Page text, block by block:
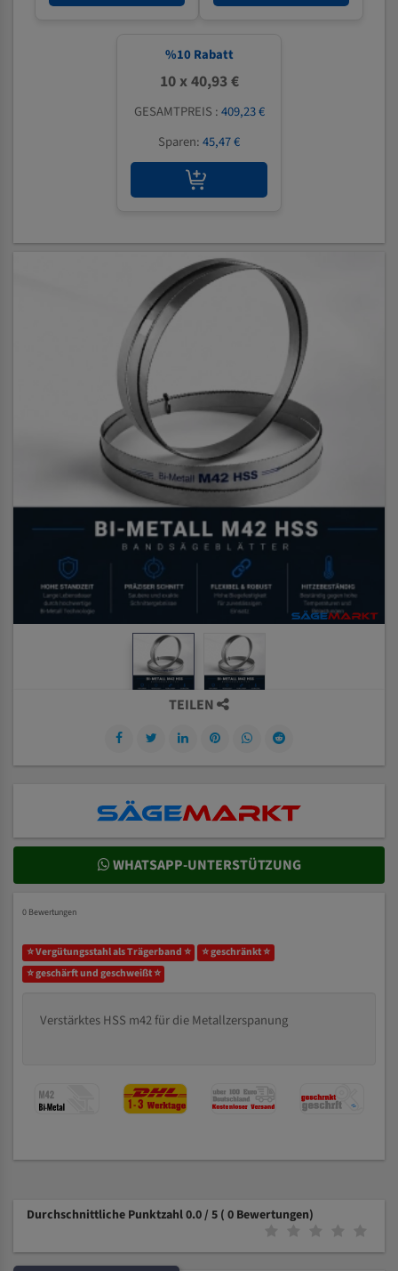
%10 Rabatt
10 x 40,93 €
GESAMTPREIS :409,23 €
Sparen:45,47 €
TEILEN
WHATSAPP-UNTERSTÜTZUNG
0 Bewertungen
⭐ Vergütungsstahl als Trägerband ⭐
⭐ geschränkt ⭐
⭐ geschärft und geschweißt ⭐
Verstärktes HSS m42 für die Metallzerspanung
Durchschnittliche Punktzahl 0.0 / 5 ( 0 Bewertungen)